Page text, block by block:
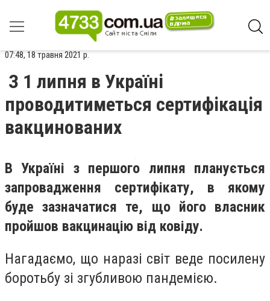
07:48, 18 травня 2021 р.
З 1 липня в Україні
проводитиметься сертифікація
вакцинованих
В Україні з першого липня планується
запровадження сертифікату, в якому
буде зазначатися те, що його власник
пройшов вакцинацію від ковіду.
Нагадаємо, що наразі світ веде посилену
боротьбу зі згубливою пандемією.